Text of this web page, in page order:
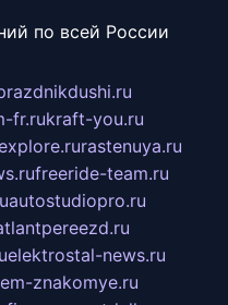
по всей России
fr.rukraft-you.ru
rastenuya.ru
freeride-team.ru
autostudiopro.ru
elektrostal-news.ru
znakomye.ru